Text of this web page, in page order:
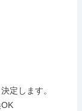
定します。